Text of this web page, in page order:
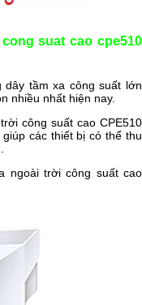
suat cao cpe510
dây tầm xa công suất lớn
nhiều nhất hiện nay.
công suất cao CPE510
các thiết bị có thể thu
ngoài trời công suất cao